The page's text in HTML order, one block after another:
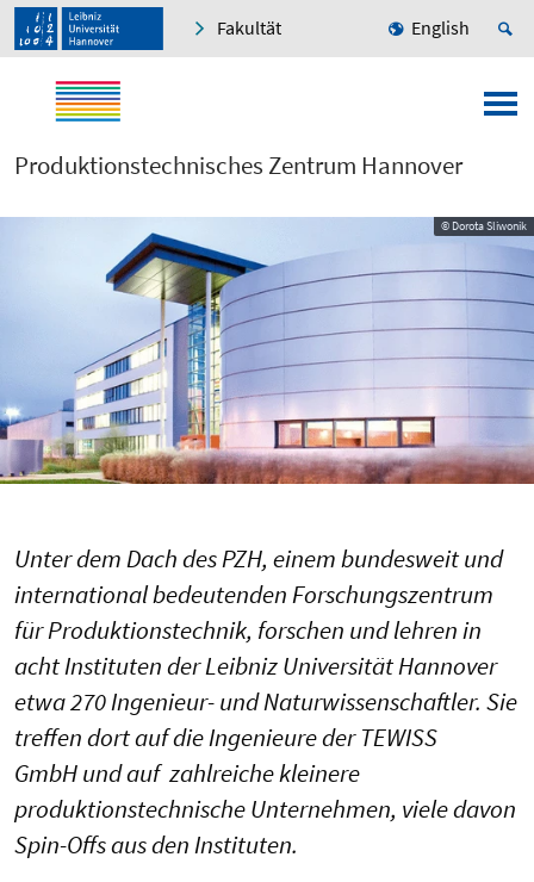
Fakultät English
Produktionstechnisches Zentrum Hannover
© Dorota Sliwonik
Unter dem Dach des PZH, einem bundesweit und
international bedeutenden Forschungszentrum
für Produktionstechnik, forschen und lehren in
acht Instituten der Leibniz Universität Hannover
etwa 270 Ingenieur- und Naturwissenschaftler. Sie
treffen dort auf die Ingenieure der TEWISS
GmbH und auf zahlreiche kleinere
produktionstechnische Unternehmen, viele davon
Spin-Offs aus den Instituten.